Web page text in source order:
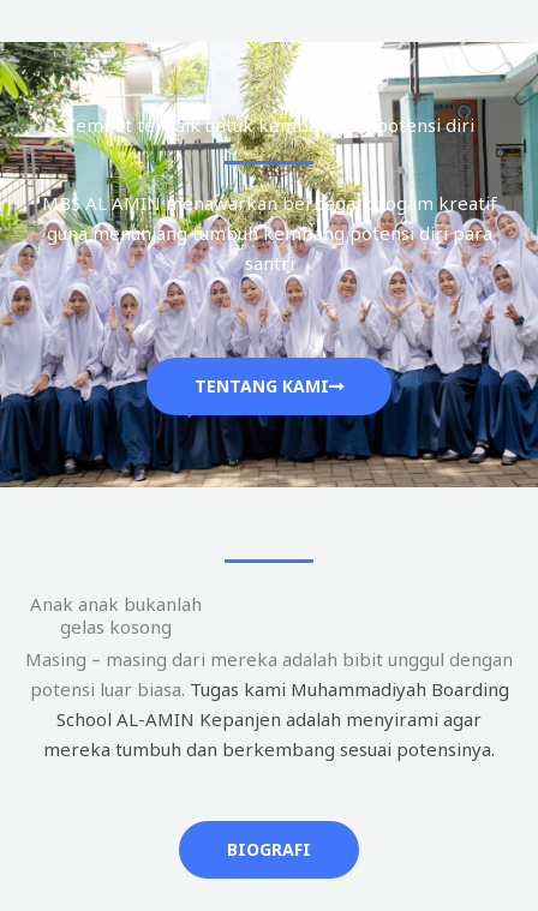
Tempat terbaik untuk kembangkan potensi diri
MBS AL AMIN menawarkan berbagai progam kreatif
guna menunjang tumbuh kembang potensi diri para
santri
TENTANG KAMI
Anak anak bukanlah
gelas kosong
Masing – masing dari mereka adalah bibit unggul dengan
potensi luar biasa. Tugas kami Muhammadiyah Boarding
School AL-AMIN Kepanjen adalah menyirami agar
mereka tumbuh dan berkembang sesuai potensinya.
BIOGRAFI